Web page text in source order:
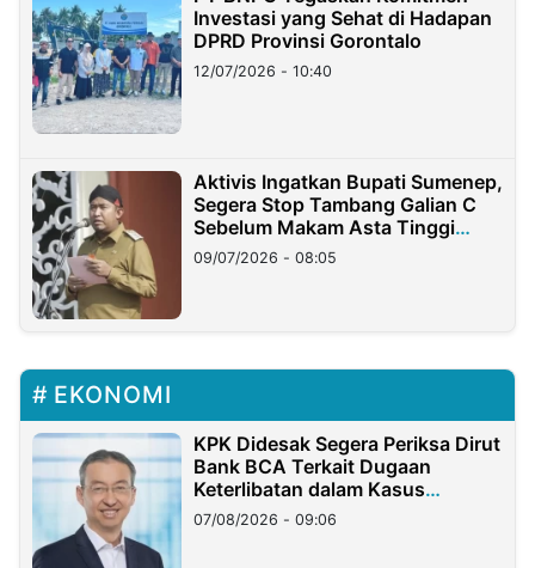
Investasi yang Sehat di Hadapan
DPRD Provinsi Gorontalo
12/07/2026 - 10:40
Aktivis Ingatkan Bupati Sumenep,
Segera Stop Tambang Galian C
Sebelum Makam Asta Tinggi
Longsor
09/07/2026 - 08:05
EKONOMI
KPK Didesak Segera Periksa Dirut
Bank BCA Terkait Dugaan
Keterlibatan dalam Kasus
Hilangnya Dana Nasabah Rp2,58
Miliar
07/08/2026 - 09:06